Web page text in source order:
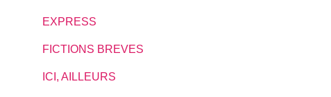
EXPRESS
FICTIONS BREVES
ICI, AILLEURS